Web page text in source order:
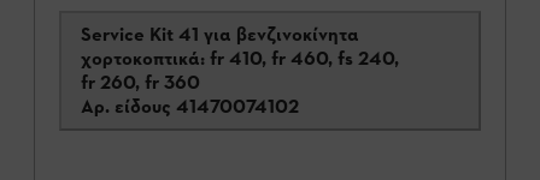
Service Kit 41 για βενζινοκίνητα
χορτοκοπτικά: fr 410, fr 460, fs 240,
fr 260, fr 360
Αρ. είδους 41470074102